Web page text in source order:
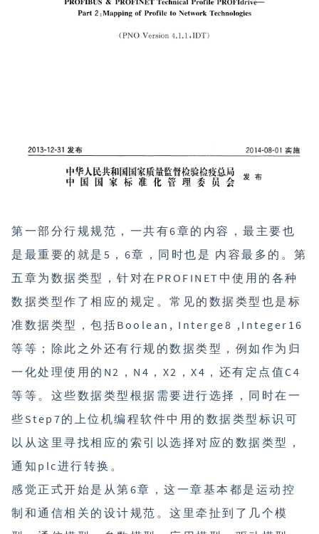
第一部分行规规范，一共有6章的内容，最主要也
是最重要的就是5，6章，同时也是 内容最多的。第
五章为数据类型，针对在PROFINET中使用的各种
数据类型作了相应的规定。常见的数据类型也是标
准数据类型，包括Boolean, Interge8 ,Integer16
等等；除此之外还有行规的数据类型，例如作为归
一化处理使用的N2，N4，X2，X4，还有定点值C4
等等。这些数据类型根据需要进行选择，同时在一
些Step7的上位机编程软件中用的数据类型标识可
以从这里寻找相应的索引以选择对应的数据类型，
通知plc进行转换。
感觉正式开始是从第6章，这一章基本都是运动控
制和通信相关的设计规范。这里牵扯到了几个模